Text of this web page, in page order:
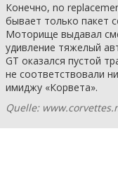
Конечно, no
бывает только пакет
Моторище выдавал
удивление тяжелый
GT оказался пустой
не соответствовали
имиджу «Корвета».
Quelle: